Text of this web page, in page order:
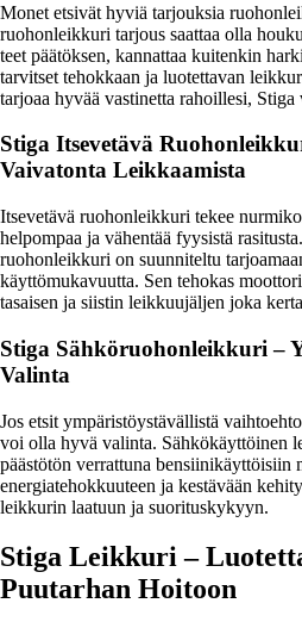
Monet etsivät hyviä tarjouksia
ruohonleikkuri tarjous saattaa olla
teet päätöksen, kannattaa kuitenkin
tarvitset tehokkaan ja luotettavan
tarjoaa hyvää vastinetta rahoillesi,
Stiga Itsevetävä
Vaivatonta Leikkaamista
Itsevetävä ruohonleikkuri tekee
helpompaa ja vähentää fyysistä
ruohonleikkuri on suunniteltu
käyttömukavuutta. Sen tehokas
tasaisen ja siistin leikkuujäljen joka
Stiga Sähköruohonleikkuri –
Valinta
Jos etsit ympäristöystävällistä
voi olla hyvä valinta. Sähkökäyttöinen
päästötön verrattuna bensiinikäyttöisiin
energiatehokkuuteen ja kestävään
leikkurin laatuun ja suorituskykyyn.
Stiga Leikkuri –
Puutarhan Hoitoon